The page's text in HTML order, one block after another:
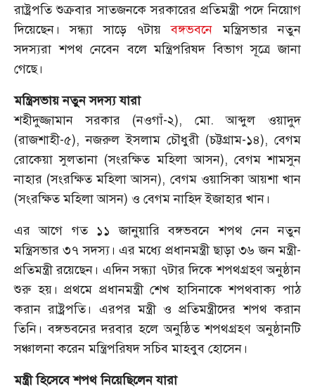
রাষ্ট্রপতি শুক্রবার সাতজনকে সরকারের প্রতিমন্ত্রী পদে নিয়োগ
দিয়েছেন। সন্ধ্যা সাড়ে ৭টায়বঙ্গভবনে মন্ত্রিসভার নতুন
সদস্যরা শপথ নেবেন বলে মন্ত্রিপরিষদ বিভাগ সূত্রে জানা
গেছে।
মন্ত্রিসভায় নতুন সদস্য যারা
শহীদুজ্জামান সরকার (নওগাঁ-২), মো. আব্দুল ওয়াদুদ
(রাজশাহী-৫), নজরুল ইসলাম চৌধুরী (চট্টগ্রাম-১৪), বেগম
রোকেয়া সুলতানা (সংরক্ষিত মহিলা আসন), বেগম শামসুন
নাহার (সংরক্ষিত মহিলা আসন), বেগম ওয়াসিকা আয়শা খান
(সংরক্ষিত মহিলা আসন) ও বেগম নাহিদ ইজাহার খান।
এর আগে গত ১১ জানুয়ারি বঙ্গভবনে শপথ নেন নতুন
মন্ত্রিসভার ৩৭ সদস্য। এর মধ্যে প্রধানমন্ত্রী ছাড়া ৩৬ জন মন্ত্রী-
প্রতিমন্ত্রী রয়েছেন। এদিন সন্ধ্যা ৭টার দিকে শপথগ্রহণ অনুষ্ঠান
শুরু হয়। প্রথমে প্রধানমন্ত্রী শেখ হাসিনাকে শপথবাক্য পাঠ
করান রাষ্ট্রপতি। এরপর মন্ত্রী ও প্রতিমন্ত্রীদের শপথ করান
তিনি। বঙ্গভবনের দরবার হলে অনুষ্ঠিত শপথগ্রহণ অনুষ্ঠানটি
সঞ্চালনা করেন মন্ত্রিপরিষদ সচিব মাহবুব হোসেন।
মন্ত্রী হিসেবে শপথ নিয়েছিলেন যারা